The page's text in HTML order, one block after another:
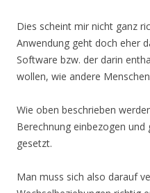
Dies scheint mir nicht ganz
Anwendung geht doch eher
Software bzw. der darin
wollen, wie andere
Wie oben beschrieben
Berechnung einbezogen
gesetzt.
Man muss sich also darauf